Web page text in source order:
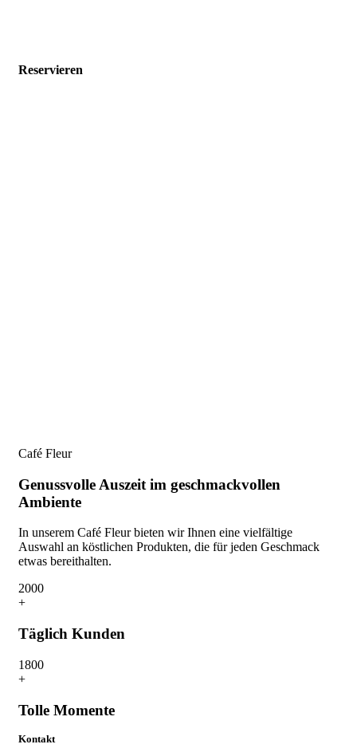
Reservieren
Café Fleur
Genussvolle Auszeit im geschmackvollen
Ambiente
In unserem Café Fleur bieten wir Ihnen eine vielfältige
Auswahl an köstlichen Produkten, die für jeden Geschmack
etwas bereithalten.
2000
+
Täglich Kunden
1800
+
Tolle Momente
Kontakt